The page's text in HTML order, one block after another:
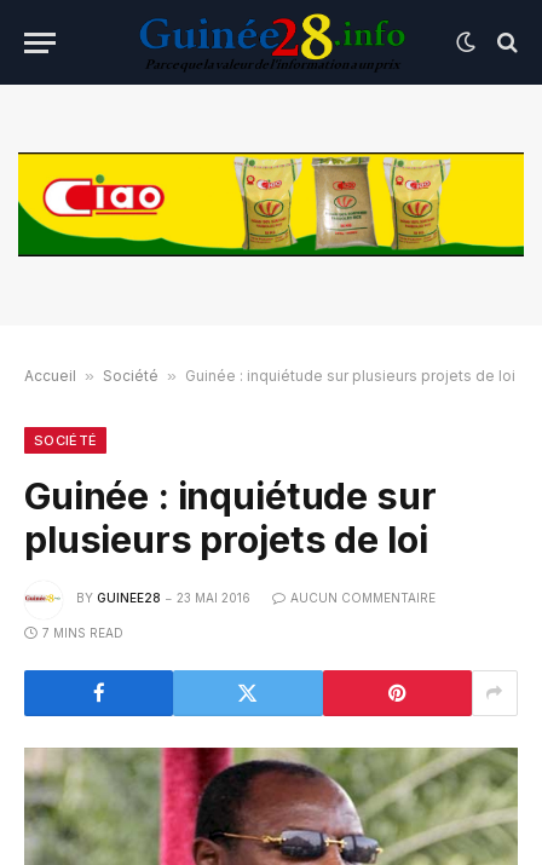
Accueil » Société » Guinée : inquiétude sur plusieurs projets de loi
SOCIÉTÉ
Guinée : inquiétude sur
plusieurs projets de loi
BY GUINEE28 23 MAI 2016 AUCUN COMMENTAIRE
7 MINS READ